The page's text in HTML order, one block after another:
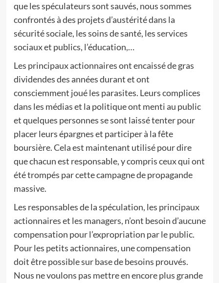
que les spéculateurs sont sauvés, nous sommes
confrontés à des projets d’austérité dans la
sécurité sociale, les soins de santé, les services
sociaux et publics, l’éducation,…
Les principaux actionnaires ont encaissé de gras
dividendes des années durant et ont
consciemment joué les parasites. Leurs complices
dans les médias et la politique ont menti au public
et quelques personnes se sont laissé tenter pour
placer leurs épargnes et participer à la fête
boursière. Cela est maintenant utilisé pour dire
que chacun est responsable, y compris ceux qui ont
été trompés par cette campagne de propagande
massive.
Les responsables de la spéculation, les principaux
actionnaires et les managers, n’ont besoin d’aucune
compensation pour l’expropriation par le public.
Pour les petits actionnaires, une compensation
doit être possible sur base de besoins prouvés.
Nous ne voulons pas mettre en encore plus grande